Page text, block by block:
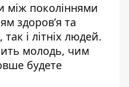
між поколіннями
здоров’я та
і літніх людей.
молодь, чим
будете